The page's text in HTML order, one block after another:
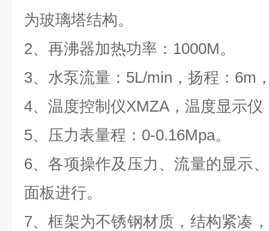
为玻璃塔结构。
2、再沸器加热功率：1000M。
3、水泵流量：5L/min，扬程：6m
4、温度控制仪XMZA，温度显示仪
5、压力表量程：0-0.16Mpa。
6、各项操作及压力、流量的显示
面板进行。
7、框架为不锈钢材质，结构紧凑